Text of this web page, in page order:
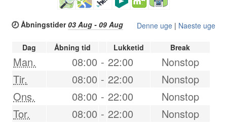
🕗 Åbningstider03 Aug - 09 Aug Denne uge | Naeste uge
Dag Åbning tid Lukketid Break
Man. 08:00 - 22:00
Nonstop
Tir.
08:00 - 22:00
Nonstop
Ons.
08:00 - 22:00
Nonstop
Tor.
08:00 - 22:00
Nonstop